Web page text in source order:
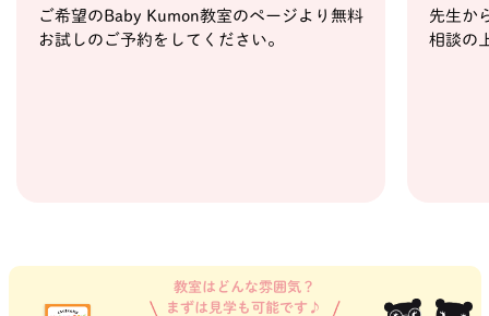
ご希望のBaby Kumon教室のページより無料
お試しのご予約をしてください。
先生か
相談の
教室はどんな雰囲気？
まずは見学も可能です♪